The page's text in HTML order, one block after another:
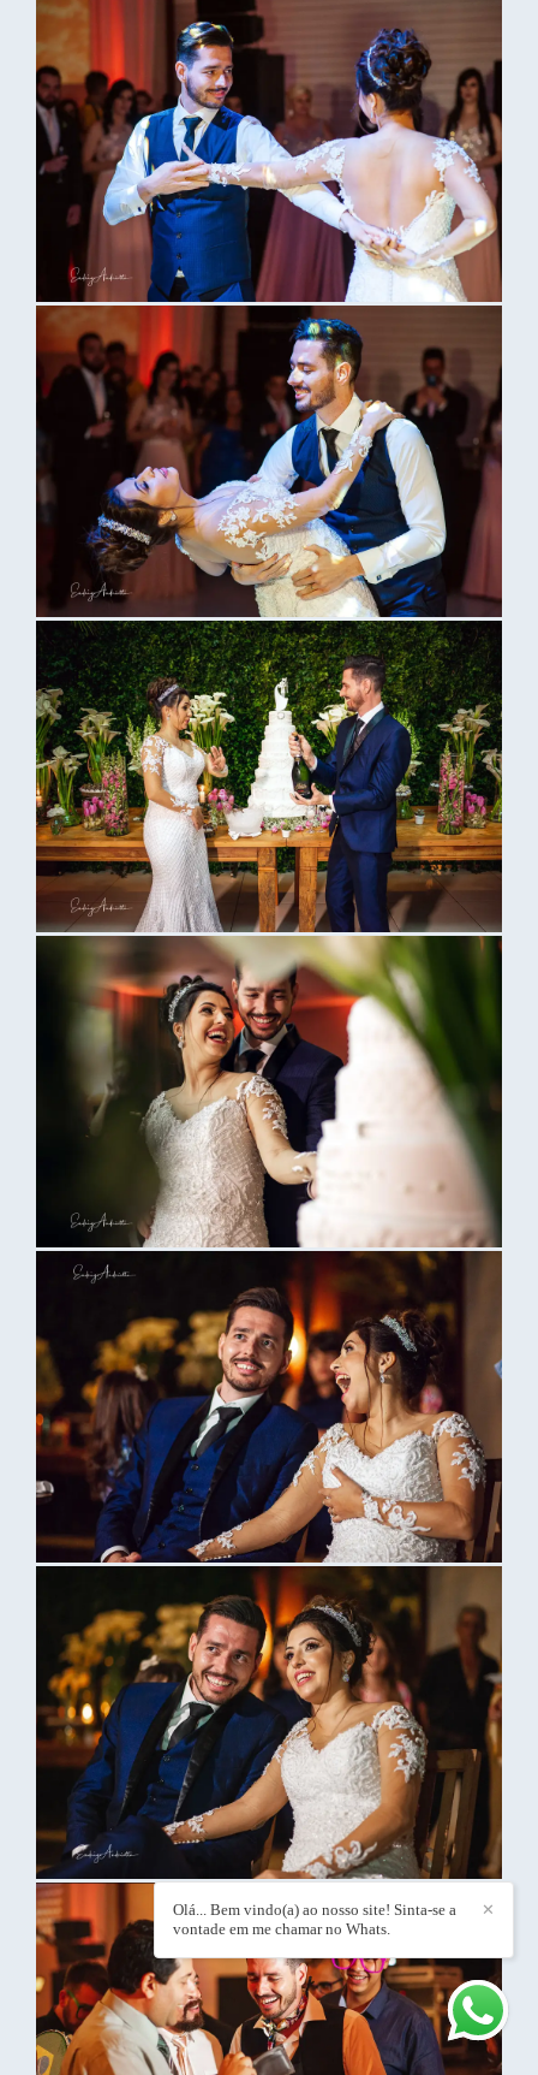
✕
Olá... Bem vindo(a) ao nosso site! Sinta-se a
vontade em me chamar no Whats.